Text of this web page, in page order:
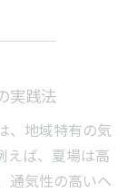
実践法
、地域特有の気
えば、夏場は高
通気性の高いヘ